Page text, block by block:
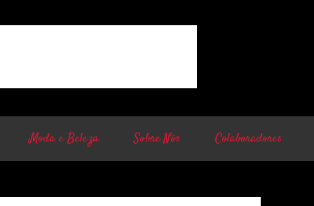
Moda e Beleza Sobre Nós Colaboradores